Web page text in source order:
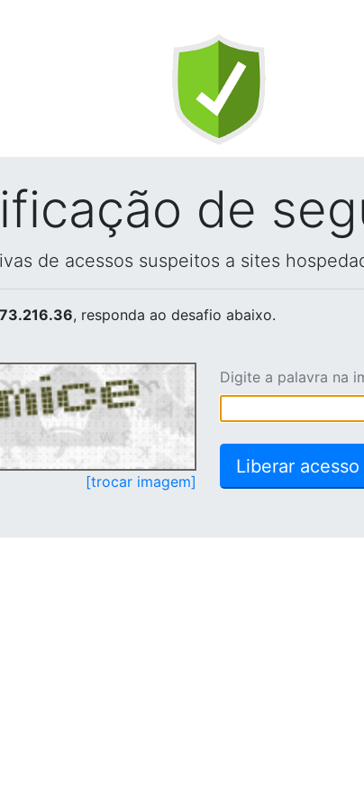
de
de acessos suspeitos a sites
, responda ao desafio abaixo.
[trocar imagem]
Digite a palavra na